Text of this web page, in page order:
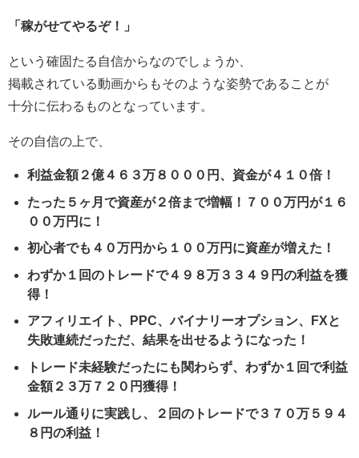
「稼がせてやるぞ！」
という確固たる自信からなのでしょうか、
掲載されている動画からもそのような姿勢であることが
十分に伝わるものとなっています。
その自信の上で、
利益金額２億４６３万８０００円、資金が４１０倍！
たった５ヶ月で資産が２倍まで増幅！７００万円が１６
００万円に！
初心者でも４０万円から１００万円に資産が増えた！
わずか１回のトレードで４９８万３３４９円の利益を獲
得！
アフィリエイト、PPC、バイナリーオプション、FXと
失敗連続だっただ、結果を出せるようになった！
トレード未経験だったにも関わらず、わずか１回で利益
金額２３万７２０円獲得！
ルール通りに実践し、２回のトレードで３７０万５９４
８円の利益！